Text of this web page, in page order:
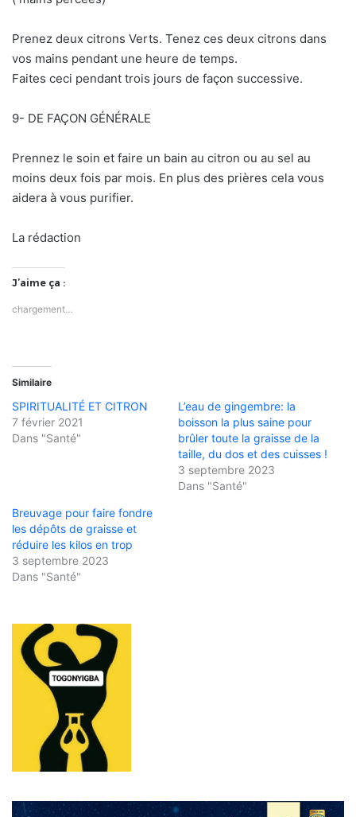
Prenez deux citrons Verts. Tenez ces deux citrons dans
vos mains pendant une heure de temps.
Faites ceci pendant trois jours de façon successive.
9- DE FAÇON GÉNÉRALE
Prennez le soin et faire un bain au citron ou au sel au
moins deux fois par mois. En plus des prières cela vous
aidera à vous purifier.
La rédaction
J’aime ça :
chargement…
Similaire
SPIRITUALITÉ ET CITRON
7 février 2021
Dans "Santé"
L’eau de gingembre: la
boisson la plus saine pour
brûler toute la graisse de la
taille, du dos et des cuisses !
3 septembre 2023
Dans "Santé"
Breuvage pour faire fondre
les dépôts de graisse et
réduire les kilos en trop
3 septembre 2023
Dans "Santé"